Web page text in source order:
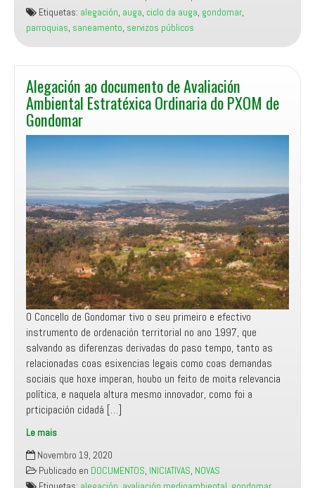
presenta
alegacións
aos
proxectos
de
saneamento
e
abastecemento
de
auga
para
garantir
a
súa
execución
Etiquetas: alegación, auga, ciclo da auga, gondomar,
parroquias, saneamento, servizos públicos
Alegación ao documento de Avaliación
Ambiental Estratéxica Ordinaria do PXOM de
Gondomar
O Concello de Gondomar tivo o seu primeiro e efectivo
instrumento de ordenación territorial no ano 1997, que
salvando as diferenzas derivadas do paso tempo, tanto as
relacionadas coas esixencias legais como coas demandas
sociais que hoxe imperan, houbo un feito de moita relevancia
política, e naquela altura mesmo innovador, como foi a
prticipación cidadá […]
Le mais
Alegación
ao
documento
Novembro 19, 2020
Publicado en DOCUMENTOS, INICIATIVAS, NOVAS